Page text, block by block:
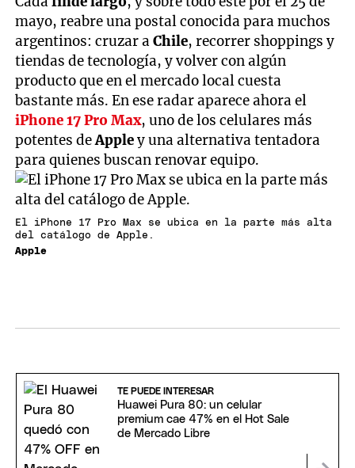
mayo, reabre una postal conocida para muchos
argentinos: cruzar aChile, recorrer shoppings y
tiendas de tecnología, y volver con algún
producto que en el mercado local cuesta
bastante más. En ese radar aparece ahora el
iPhone 17 Pro Max, uno de los celulares más
potentes deAppley una alternativa tentadora
para quienes buscan renovar equipo.
El iPhone 17 Pro Max se ubica en la parte más alta
del catálogo de Apple.
Apple
TE PUEDE INTERESAR
Huawei Pura 80: un celular
premium cae 47% en el Hot Sale
de Mercado Libre